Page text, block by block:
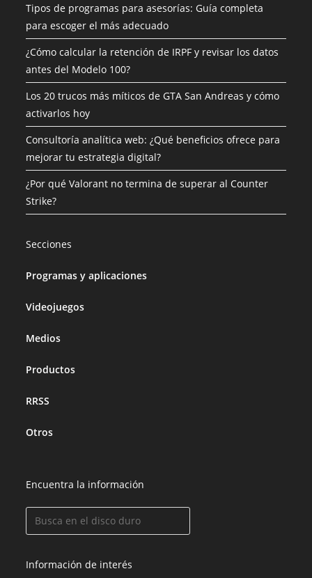
Tipos de programas para asesorías: Guía completa
para escoger el más adecuado
¿Cómo calcular la retención de IRPF y revisar los datos
antes del Modelo 100?
Los 20 trucos más míticos de GTA San Andreas y cómo
activarlos hoy
Consultoría analítica web: ¿Qué beneficios ofrece para
mejorar tu estrategia digital?
¿Por qué Valorant no termina de superar al Counter
Strike?
Secciones
Programas y aplicaciones
Videojuegos
Medios
Productos
RRSS
Otros
Encuentra la información
Información de interés